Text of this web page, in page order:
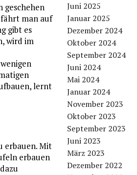
man auf
gibt es
wird im
lernt
erbauen. Mit
erbauen
Juni 2025
Januar 2025
Dezember 2024
Oktober 2024
September 2024
Juni 2024
Mai 2024
Januar 2024
November 2023
Oktober 2023
September 2023
Juni 2023
März 2023
Dezember 2022